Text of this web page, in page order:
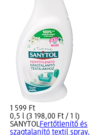
1 599 Ft
0,5 l (3 198,00 Ft / 1 l)
SANYTOLFertőtlenítő és
szagtalanító textil spray,